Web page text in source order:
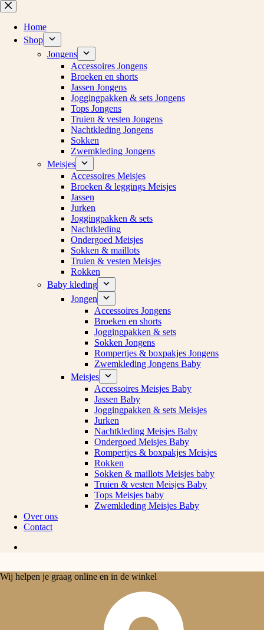
Ga
naar
inhoud
Home
Shop
Jongens
Accessoires Jongens
Broeken en shorts
Jassen Jongens
Joggingpakken & sets Jongens
Tops Jongens
Truien & vesten Jongens
Nachtkleding Jongens
Sokken
Zwemkleding Jongens
Meisjes
Accessoires Meisjes
Broeken & leggings Meisjes
Jassen
Jurken
Joggingpakken & sets
Nachtkleding
Ondergoed Meisjes
Sokken & maillots
Truien & vesten Meisjes
Rokken
Baby kleding
Jongen
Accessoires Jongens
Broeken en shorts
Joggingpakken & sets
Sokken Jongens
Rompertjes & boxpakjes Jongens
Zwemkleding Jongens Baby
Meisjes
Accessoires Meisjes Baby
Jassen Baby
Joggingpakken & sets Meisjes
Jurken
Nachtkleding Meisjes Baby
Ondergoed Meisjes Baby
Rompertjes & boxpakjes Meisjes
Rokken
Sokken & maillots Meisjes baby
Truien & vesten Meisjes Baby
Tops Meisjes baby
Zwemkleding Meisjes Baby
Over ons
Contact
Wij helpen je graag online en in de winkel